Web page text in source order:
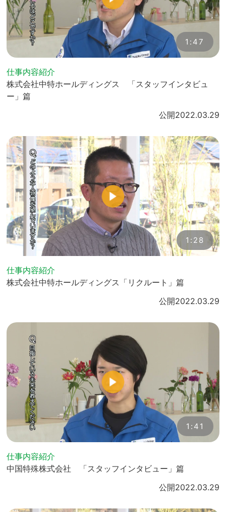
1:47
仕事内容紹介
株式会社中特ホールディングス 「スタッフインタビュ
ー」篇
公開2022.03.29
1:28
仕事内容紹介
株式会社中特ホールディングス「リクルート」篇
公開2022.03.29
1:41
仕事内容紹介
中国特殊株式会社 「スタッフインタビュー」篇
公開2022.03.29